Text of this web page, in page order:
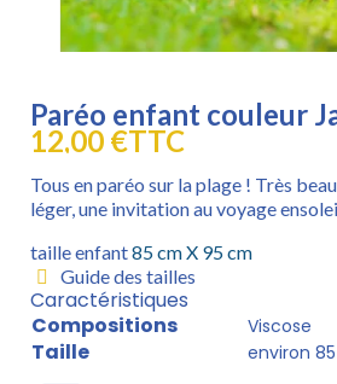
Paréo enfant couleur
12,00 €TTC
Tous en paréo sur la plage ! Très
léger, une invitation au voyage
taille enfant85 cm X 95 cm
Guide des tailles
Caractéristiques
Compositions
Viscose
Taille environ